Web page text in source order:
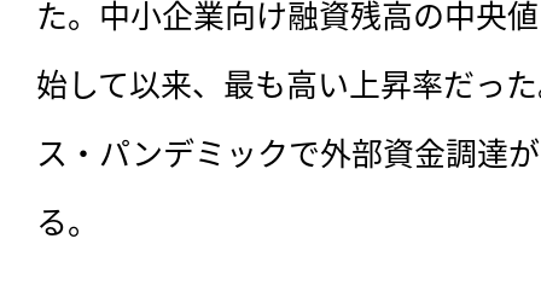
た。中小企業向け融資残高の中央
始して以来、最も高い上昇率だっ
ス・パンデミックで外部資金調達
る。